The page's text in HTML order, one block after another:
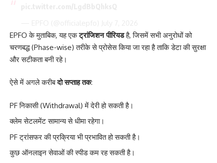
EPFO के मुताबिक, यह एकट्रांजिशन पीरियडहै, जिसमें सभी अनुरोधों को
चरणबद्ध (Phase-wise) तरीके से प्रोसेस किया जा रहा है ताकि डेटा की सुरक्षा
और सटीकता बनी रहे।
ऐसे में अगले करीबदो सप्ताह तक:
PF निकासी (Withdrawal) में देरी हो सकती है।
क्लेम सेटलमेंट सामान्य से धीमा रहेगा।
PF ट्रांसफर की प्रक्रिया भी प्रभावित हो सकती है।
कुछ ऑनलाइन सेवाओं की स्पीड कम रह सकती है।